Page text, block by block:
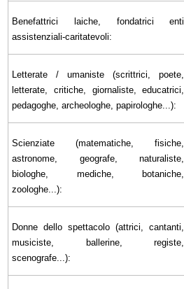
Benefattrici laiche, fondatrici enti
assistenziali-caritatevoli:
Letterate / umaniste (scrittrici, poete,
letterate, critiche, giornaliste, educatrici,
pedagoghe, archeologhe, papirologhe...):
Scienziate (matematiche, fisiche,
astronome, geografe, naturaliste,
biologhe, mediche, botaniche,
zoologhe...):
Donne dello spettacolo (attrici, cantanti,
musiciste, ballerine, registe,
scenografe...):